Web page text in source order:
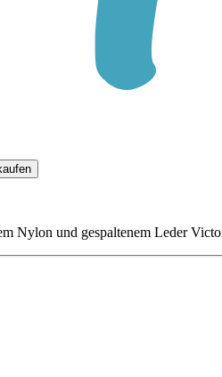
Nylon und gespaltenem Leder